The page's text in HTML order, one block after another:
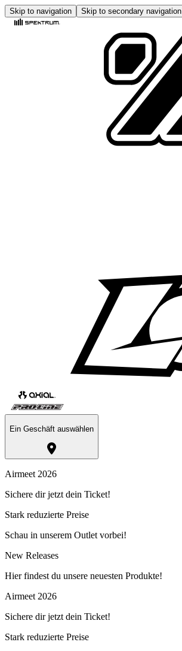
Skip to navigation Skip to secondary navigation
Ein Geschäft auswählen
Airmeet 2026
Sichere dir jetzt dein Ticket!
Stark reduzierte Preise
Schau in unserem Outlet vorbei!
New Releases
Hier findest du unsere neuesten Produkte!
Airmeet 2026
Sichere dir jetzt dein Ticket!
Stark reduzierte Preise